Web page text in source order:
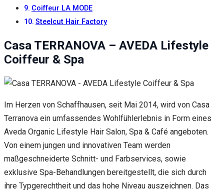
Coiffeur LA MODE
Steelcut Hair Factory
Casa TERRANOVA – AVEDA Lifestyle
Coiffeur & Spa
Im Herzen von Schaffhausen, seit Mai 2014, wird von Casa
Terranova ein umfassendes Wohlfühlerlebnis in Form eines
Aveda Organic Lifestyle Hair Salon, Spa & Café angeboten.
Von einem jungen und innovativen Team werden
maßgeschneiderte Schnitt- und Farbservices, sowie
exklusive Spa-Behandlungen bereitgestellt, die sich durch
ihre Typgerechtheit und das hohe Niveau auszeichnen. Das